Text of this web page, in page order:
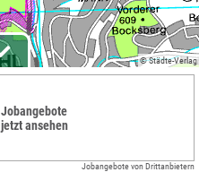
© Städte-Verlag
Jobangebote
jetzt ansehen
Jobangebote von Drittanbietern